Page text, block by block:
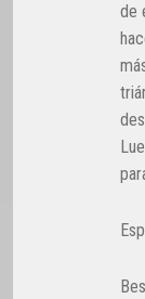
de